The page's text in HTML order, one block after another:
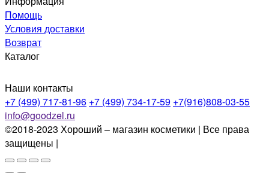
Помощь
Условия доставки
Возврат
Каталог
Наши контакты
+7 (499) 717-81-96 +7 (499) 734-17-59 +7(916)808-03-55
info@goodzel.ru
©2018-2023 Хороший – магазин косметики | Все права
защищены |